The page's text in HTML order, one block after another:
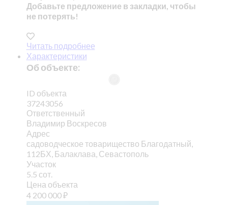
Добавьте предложение в закладки, чтобы
не потерять!
Читать подробнее
Характеристики
Об объекте:
ID объекта
37243056
Ответственный
Владимир Воскресов
Адрес
садоводческое товарищество Благодатный,
112БХ, Балаклава, Севастополь
Участок
5.5 сот.
Цена объекта
4 200 000₽